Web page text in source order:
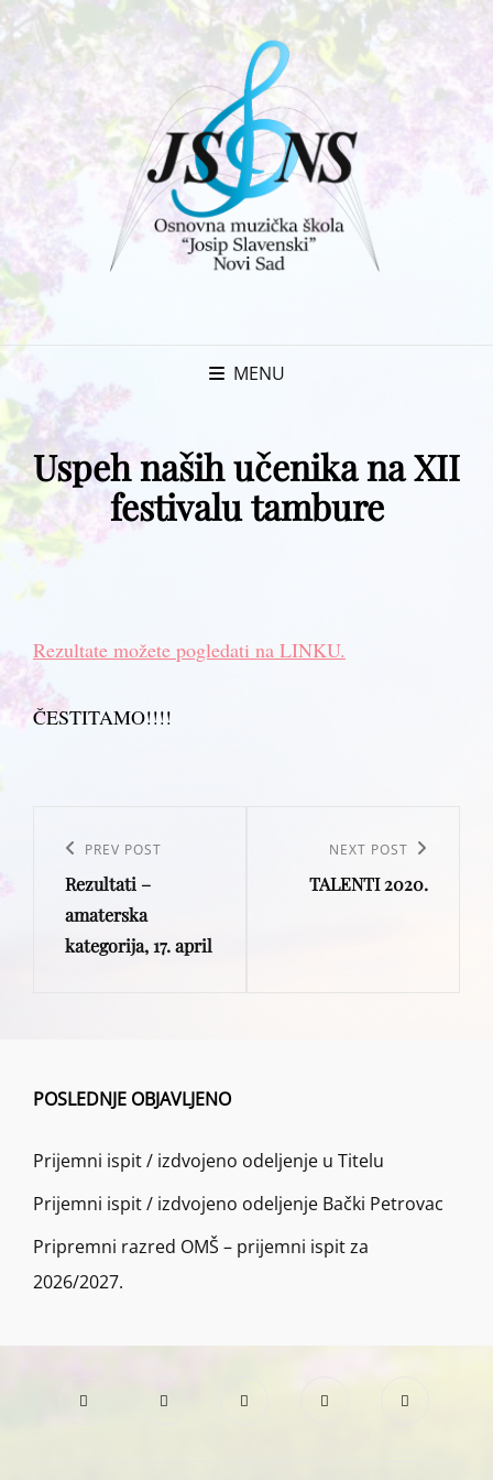
MENU
Uspeh naših učenika na XII
festivalu tambure
Rezultate možete pogledati na LINKU.
ČESTITAMO!!!!
navigation
Previous
Post
PREV POST
Rezultati –
amaterska
kategorija, 17. april
Post
NEXT POST
TALENTI 2020.
POSLEDNJE OBJAVLJENO
Prijemni ispit / izdvojeno odeljenje u Titelu
Prijemni ispit / izdvojeno odeljenje Bački Petrovac
Pripremni razred OMŠ – prijemni ispit za
2026/2027.